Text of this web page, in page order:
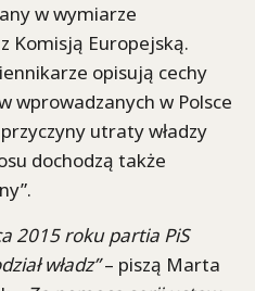
w wymiarze
Komisją Europejską.
opisują cechy
wprowadzanych w Polsce
utraty władzy
dochodzą także
2015 roku partia PiS
władz”– piszą Marta